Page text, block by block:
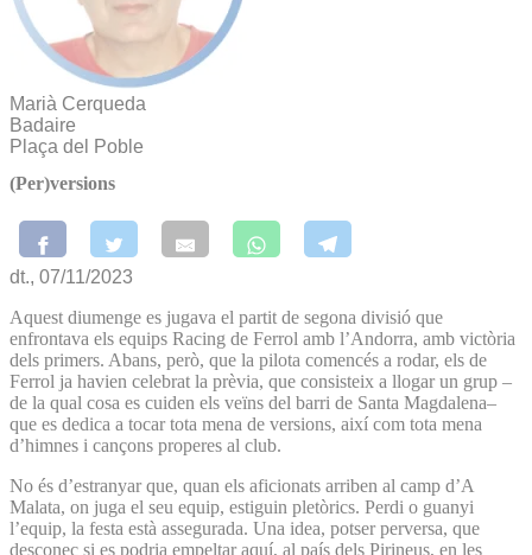
Marià Cerqueda
Badaire
Plaça del Poble
(Per)versions
dt., 07/11/2023
Aquest diumenge es jugava el partit de segona divisió que
enfrontava els equips Racing de Ferrol amb l’Andorra, amb victòria
dels primers. Abans, però, que la pilota comencés a rodar, els de
Ferrol ja havien celebrat la prèvia, que consisteix a llogar un grup –
de la qual cosa es cuiden els veïns del barri de Santa Magdalena–
que es dedica a tocar tota mena de versions, així com tota mena
d’himnes i cançons properes al club.
No és d’estranyar que, quan els aficionats arriben al camp d’A
Malata, on juga el seu equip, estiguin pletòrics. Perdi o guanyi
l’equip, la festa està assegurada. Una idea, potser perversa, que
desconec si es podria empeltar aquí, al país dels Pirineus, en les